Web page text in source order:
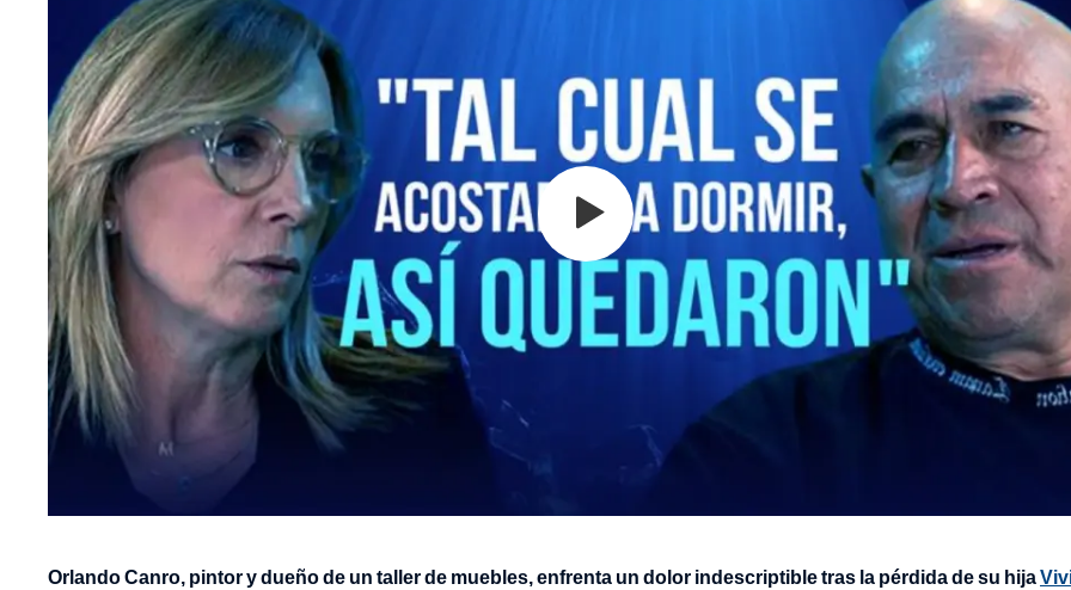
Orlando Canro, pintor y dueño de un taller de muebles, enfrenta un dolor indescriptible tras la pérdida de su hija